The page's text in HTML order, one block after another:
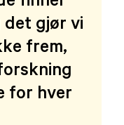
det gjør vi
frem,
for hver